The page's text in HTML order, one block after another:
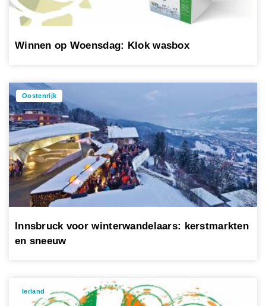
Winnen op Woensdag: Klok wasbox
Oostenrijk
Innsbruck voor winterwandelaars: kerstmarkten
en sneeuw
Ierland